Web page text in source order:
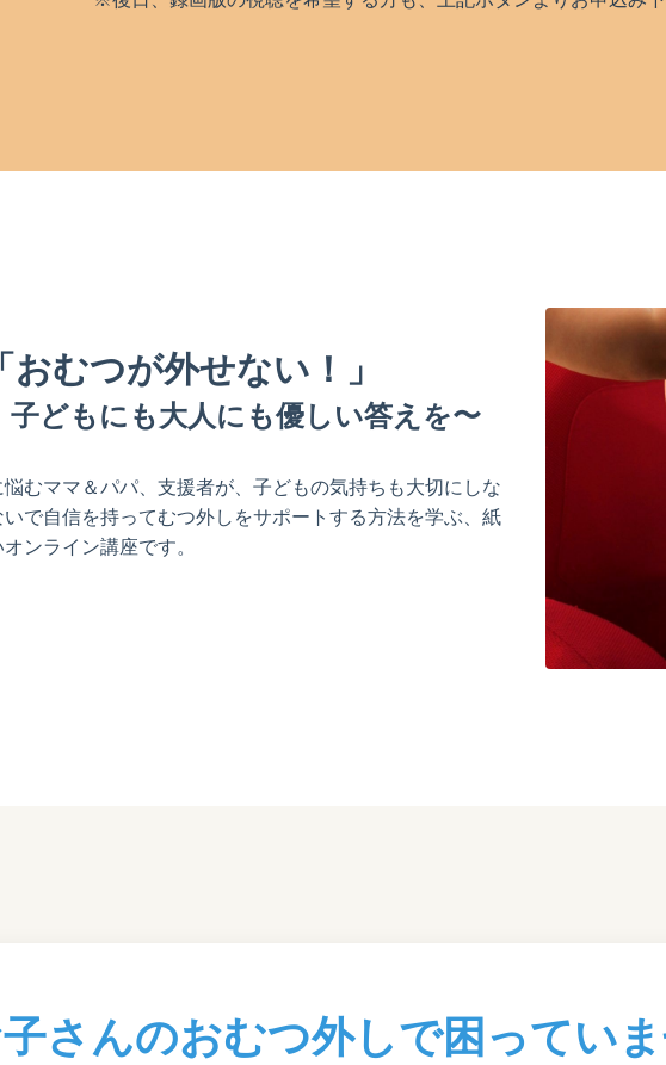
むつが外せない！」
どもにも大人にも優しい答えを〜
むママ＆パパ、支援者が、子どもの気持ちも大切にしな
で自信を持ってむつ外しをサポートする方法を学ぶ、紙
ンライン講座です。
さんのおむつ外しで困ってい